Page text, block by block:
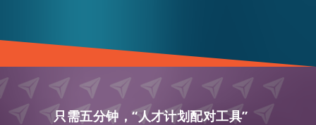
只需五分钟，“人才计划配对工具”